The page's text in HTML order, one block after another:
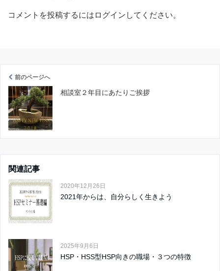
コメントを投稿するには ログイン してください。
前のページへ
相談室２年目にあたりご挨拶
関連記事
2020年12月26日
2021年からは、自分らしく生きよう
2025年9月6日
HSP・HSS型HSP向きの職場・３つの特徴